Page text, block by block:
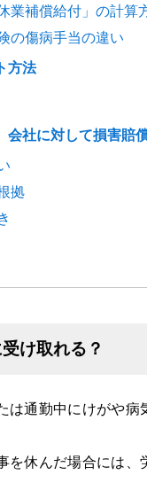
業補償給付」の計算
の傷病手当の違い
方法
会社に対して損害賠
拠
け取れる？
通勤中にけがや病
を休んだ場合には、